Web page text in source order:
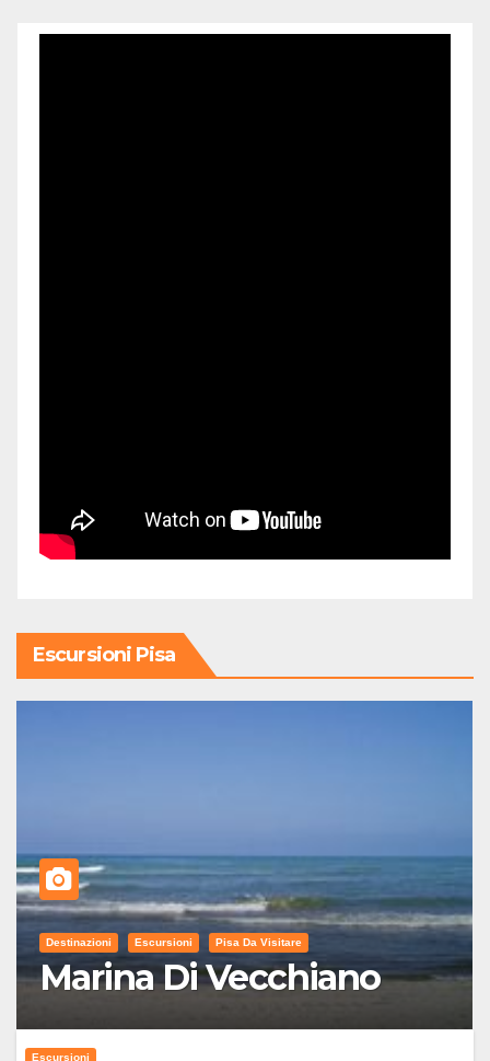
Escursioni Pisa
Destinazioni Escursioni Pisa Da Visitare
Marina Di Vecchiano
Escursioni